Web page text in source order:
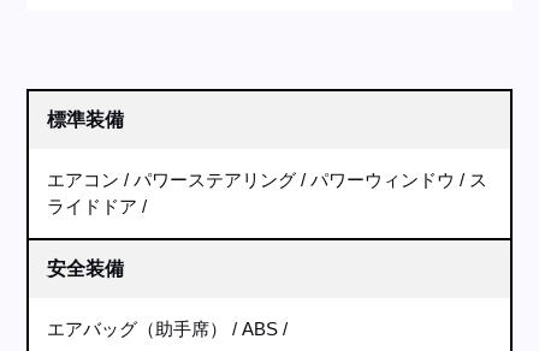
標準装備
エアコン パワーステアリング パワーウィンドウ
ス
ライドドア
安全装備
エアバッグ（助手席） ABS